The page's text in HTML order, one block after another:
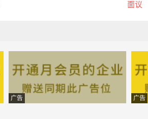
面议
面议
面议
广告 广告